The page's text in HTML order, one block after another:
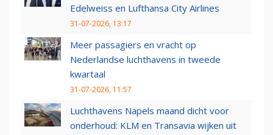
Edelweiss en Lufthansa City Airlines
31-07-2026, 13:17
Meer passagiers en vracht op
Nederlandse luchthavens in tweede
kwartaal
31-07-2026, 11:57
Luchthavens Napels maand dicht voor
onderhoud: KLM en Transavia wijken uit